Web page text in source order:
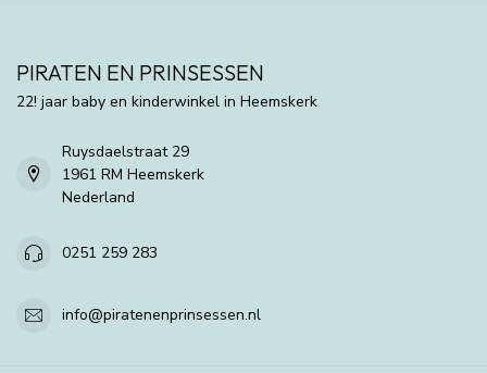
PIRATEN EN PRINSESSEN
22! jaar baby en kinderwinkel in Heemskerk
Ruysdaelstraat 29
1961 RM Heemskerk
Nederland
0251 259 283
info@piratenenprinsessen.nl